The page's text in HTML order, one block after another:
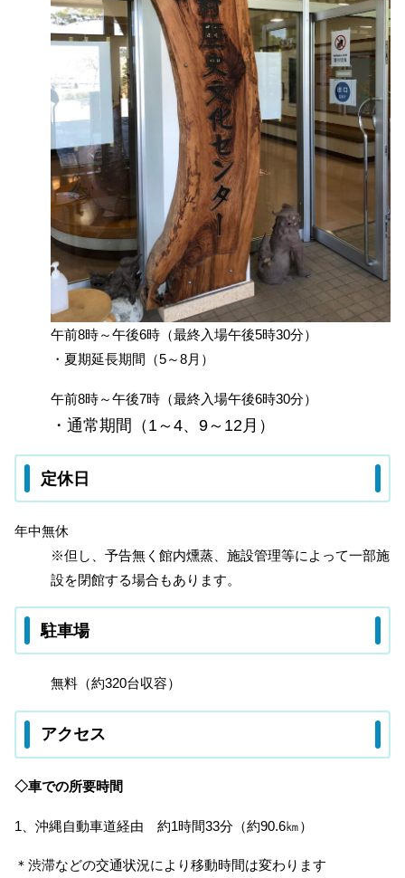
午前8時～午後6時（最終入場午後5時30分）
・夏期延長期間（5～8月）
午前8時～午後7時（最終入場午後6時30分）
・通常期間（1～4、9～12月）
定休日
年中無休
※但し、予告無く館内燻蒸、施設管理等によって一部施
設を閉館する場合もあります。
駐車場
無料（約320台収容）
アクセス
◇車での所要時間
1、沖縄自動車道経由 約1時間33分（約90.6㎞）
＊渋滞などの交通状況により移動時間は変わります